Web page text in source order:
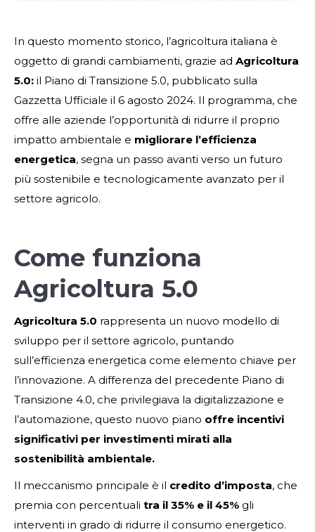
In questo momento storico, l’agricoltura italiana è
oggetto di grandi cambiamenti, grazie ad Agricoltura
5.0: il Piano di Transizione 5.0, pubblicato sulla
Gazzetta Ufficiale il 6 agosto 2024. Il programma, che
offre alle aziende l’opportunità di ridurre il proprio
impatto ambientale e migliorare l’efficienza
energetica, segna un passo avanti verso un futuro
più sostenibile e tecnologicamente avanzato per il
settore agricolo.
Come funziona
Agricoltura 5.0
Agricoltura 5.0 rappresenta un nuovo modello di
sviluppo per il settore agricolo, puntando
sull’efficienza energetica come elemento chiave per
l’innovazione. A differenza del precedente Piano di
Transizione 4.0, che privilegiava la digitalizzazione e
l’automazione, questo nuovo piano offre incentivi
significativi per investimenti mirati alla
sostenibilità ambientale.
Il meccanismo principale è il credito d’imposta, che
premia con percentuali tra il 35% e il 45% gli
interventi in grado di ridurre il consumo energetico.